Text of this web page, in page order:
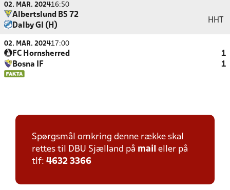
02. MAR. 202416:50
Albertslund BS 72
Dalby GI (H)
HHT
02. MAR. 202417:00
FC Hornsherred
1
Bosna IF
1
Spørgsmål omkring denne række skal
rettes til DBU Sjælland på mail eller på
tlf: 4632 3366